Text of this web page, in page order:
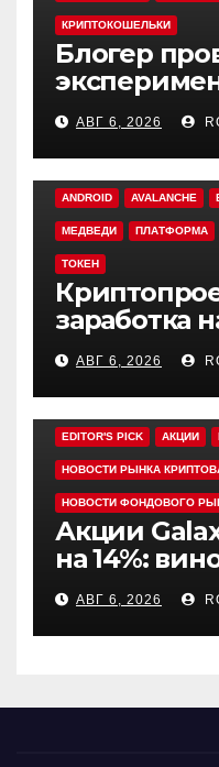
КРИПТОКОШЕЛЬКИ
Блогер
быстрый
кошелька
АВГ 6, 2026
ANDROID AVALANCHE
МЕДВЕДИ ПЛАТФОРМА
ТОКЕН
заработка
App
четыре
АВГ 6, 2026
EDITOR'S PICK АКЦИИ
НОВОСТИ РЫНКА
НОВОСТИ ФОНДОВОГО
Акции
на 14%:
АВГ 6, 2026